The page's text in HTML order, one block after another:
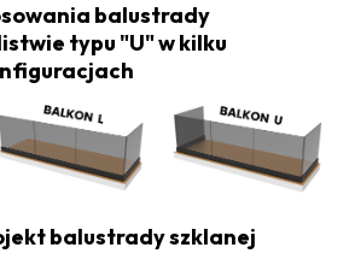
balustrady
typu "U" w kilku
balustrady szklanej